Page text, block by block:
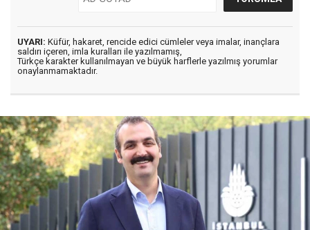
UYARI: Küfür, hakaret, rencide edici cümleler veya imalar, inançlara
saldırı içeren, imla kuralları ile yazılmamış,
Türkçe karakter kullanılmayan ve büyük harflerle yazılmış yorumlar
onaylanmamaktadır.